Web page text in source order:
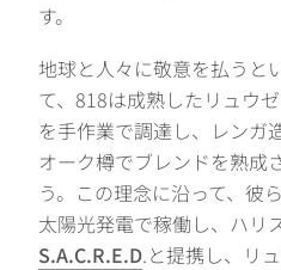
す。
地球と人々に敬意を払うと
て、818は成熟したリュウ
を手作業で調達し、レンガ
オーク樽でブレンドを熟成
う。この理念に沿って、彼
太陽光発電で稼働し、ハリ
S.A.C.R.E.D.と提携し、リ